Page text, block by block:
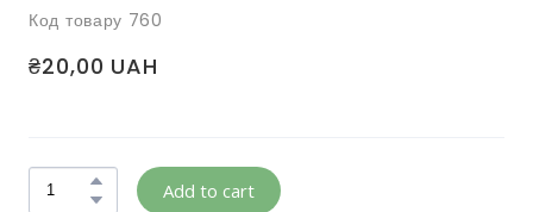
Код товару 760
₴20,00 UAH
Add to cart